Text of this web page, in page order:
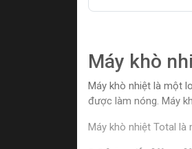
Máy khò
Máy khò nhiệt là một
được làm nóng. Máy
Máy khò nhiệt Total là